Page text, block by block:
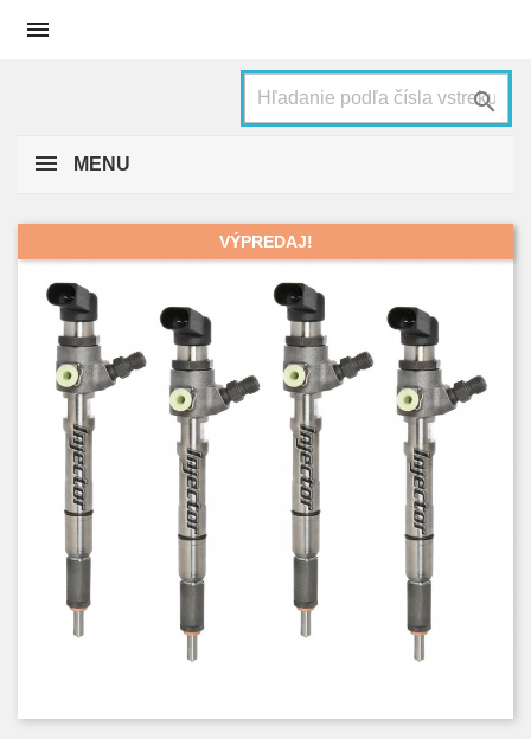


MENU
VÝPREDAJ!